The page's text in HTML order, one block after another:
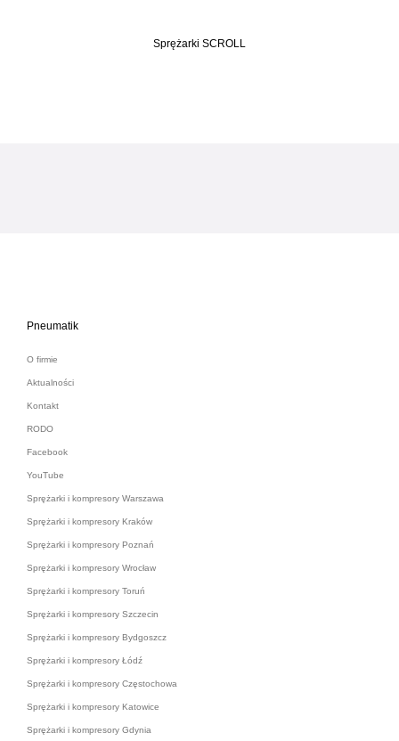
Sprężarki SCROLL
Pneumatik
O firmie
Aktualności
Kontakt
RODO
Facebook
YouTube
Sprężarki i kompresory Warszawa
Sprężarki i kompresory Kraków
Sprężarki i kompresory Poznań
Sprężarki i kompresory Wrocław
Sprężarki i kompresory Toruń
Sprężarki i kompresory Szczecin
Sprężarki i kompresory Bydgoszcz
Sprężarki i kompresory Łódź
Sprężarki i kompresory Częstochowa
Sprężarki i kompresory Katowice
Sprężarki i kompresory Gdynia